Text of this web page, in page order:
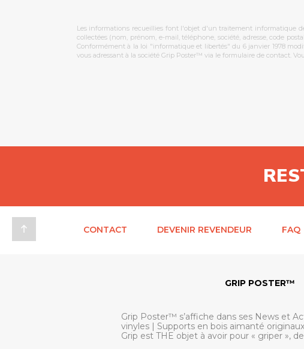
Les informations recueillies font l'objet d'un traitement informatique
collectées (nom, prénom, e-mail, téléphone, société, adresse, code
Conformément à la loi "informatique et libertés" du 6 janvier 1978
vous adressant à la société Grip Poster™ via le formulaire de contact.
CONTACT DEVENIR REVENDEUR FAQ
GRIP POSTER™
Grip Poster™ s’affiche dans ses News et
vinyles | Supports en bois aimanté
Grip est THE objet à avoir pour « griper »,